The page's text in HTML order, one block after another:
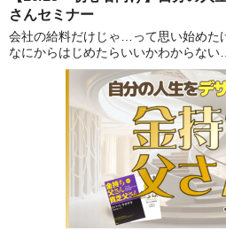
さんセミナー
会社の給料だけじゃ…って思い始めた
なにからはじめたらいいかわからな